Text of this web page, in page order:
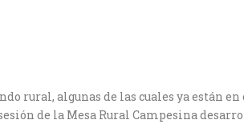
rural, algunas de las cuales ya están
de la Mesa Rural Campesina